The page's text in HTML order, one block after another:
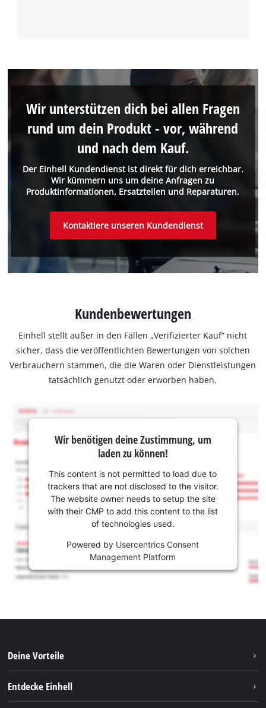
Der Einhell Kundendienst ist direkt für dich erreichbar.
Wir kümmern uns um deine Anfragen zu
Produktinformationen, Ersatzteilen und Reparaturen.
Wir unterstützen dich bei allen Fragen
rund um dein Produkt - vor, während
und nach dem Kauf.
Kontaktiere unseren Kundendienst
Kundenbewertungen
Einhell stellt außer in den Fällen „Verifizierter Kauf“ nicht
sicher, dass die veröffentlichten Bewertungen von solchen
Verbrauchern stammen, die die Waren oder Dienstleistungen
tatsächlich genutzt oder erworben haben.
Wir benötigen deine Zustimmung, um
laden zu können!
This content is not permitted to load due to
trackers that are not disclosed to the visitor.
The website owner needs to setup the site
with their CMP to add this content to the list
of technologies used.
Powered by Usercentrics Consent
Management Platform
Deine Vorteile
Entdecke Einhell